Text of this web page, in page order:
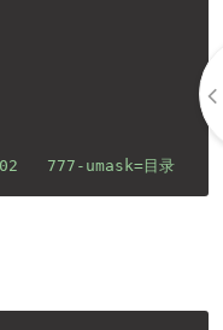
777-umask=目录